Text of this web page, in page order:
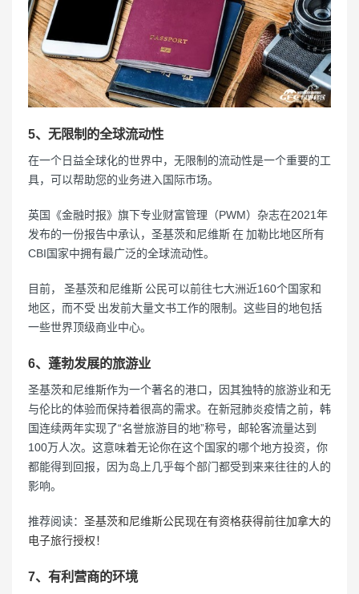
5、无限制的全球流动性
在一个日益全球化的世界中，无限制的流动性是一个重要的工
具，可以帮助您的业务进入国际市场。
英国《金融时报》旗下专业财富管理（PWM）杂志在2021年
发布的一份报告中承认，圣基茨和尼维斯 在 加勒比地区所有
CBI国家中拥有最广泛的全球流动性。
目前， 圣基茨和尼维斯 公民可以前往七大洲近160个国家和
地区，而不受 出发前大量文书工作的限制。这些目的地包括
一些世界顶级商业中心。
6、蓬勃发展的旅游业
圣基茨和尼维斯作为一个著名的港口，因其独特的旅游业和无
与伦比的体验而保持着很高的需求。在新冠肺炎疫情之前，韩
国连续两年实现了“名誉旅游目的地”称号，邮轮客流量达到
100万人次。这意味着无论你在这个国家的哪个地方投资，你
都能得到回报，因为岛上几乎每个部门都受到来来往往的人的
影响。
推荐阅读： 圣基茨和尼维斯公民现在有资格获得前往加拿大的
电子旅行授权！
7、有利营商的环境